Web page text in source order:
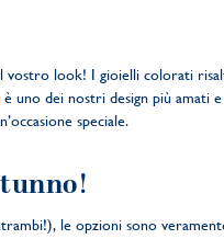
look! I gioielli colorati
è uno dei nostri design più amati
speciale.
le opzioni sono